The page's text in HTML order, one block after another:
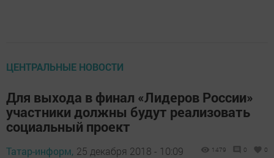
ЦЕНТРАЛЬНЫЕ НОВОСТИ
Для выхода в финал «Лидеров России»
участники должны будут реализовать
социальный проект
Татар-информ, 25 декабря 2018 - 10:09 1479 0 0